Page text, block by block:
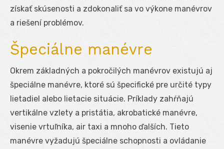
získať skúsenosti a zdokonaliť sa vo výkone manévrov
a riešení problémov.
Špeciálne manévre
Okrem základných a pokročilých manévrov existujú aj
špeciálne manévre, ktoré sú špecifické pre určité typy
lietadiel alebo lietacie situácie. Príklady zahŕňajú
vertikálne vzlety a pristátia, akrobatické manévre,
visenie vrtuľníka, air taxi a mnoho ďalších. Tieto
manévre vyžadujú špeciálne schopnosti a ovládanie